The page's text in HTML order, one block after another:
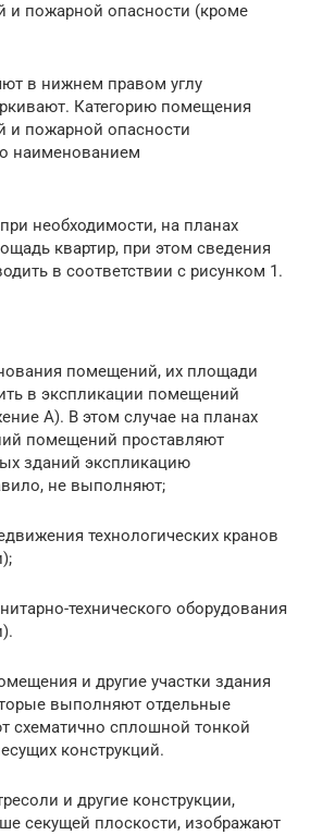
и пожарной опасности (кроме
в нижнем правом углу
Категорию помещения
и пожарной опасности
наименованием
необходимости, на планах
квартир, при этом сведения
в соответствии с рисунком 1.
помещений, их площади
в экспликации помещений
А). В этом случае на планах
помещений проставляют
зданий экспликацию
не выполняют;
технологических кранов
технического оборудования
и другие участки здания
выполняют отдельные
схематично сплошной тонкой
конструкций.
и другие конструкции,
секущей плоскости, изображают